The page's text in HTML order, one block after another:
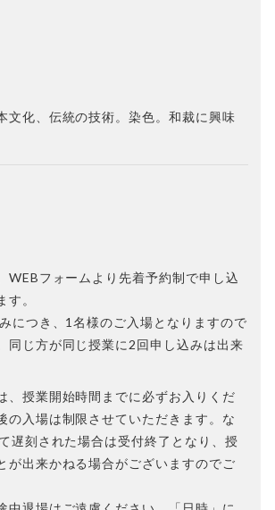
文化、伝統の技術。染色。和裁に興味
WEBフォームより先着予約制で申し込
。
につき、1名様のご入場となりますので
同じ方が同じ授業に2回申し込みは出来
、授業開始時間までに必ずお入りくだ
の入場は制限させていただきます。な
遅刻された場合は受付終了となり、授
が出来かねる場合がございますのでご